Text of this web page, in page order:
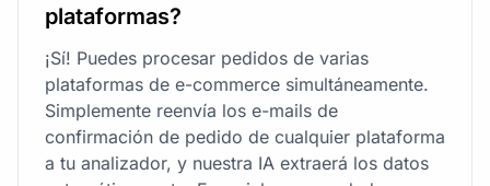
plataformas?
¡Sí! Puedes procesar pedidos de varias
plataformas de e-commerce simultáneamente.
Simplemente reenvía los e-mails de
confirmación de pedido de cualquier plataforma
a tu analizador, y nuestra IA extraerá los datos